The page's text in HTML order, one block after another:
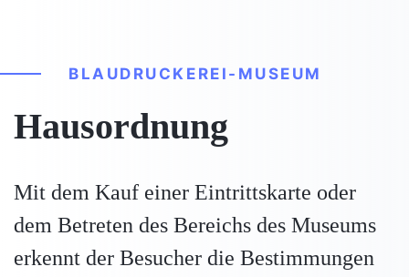
BLAUDRUCKEREI-MUSEUM
Hausordnung
Mit dem Kauf einer Eintrittskarte oder
dem Betreten des Bereichs des Museums
erkennt der Besucher die Bestimmungen